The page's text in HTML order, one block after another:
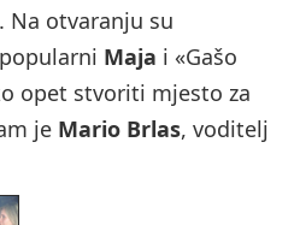
Na otvaranju su
Maja i «Gašo
opet stvoriti mjesto za
je Mario Brlas, voditelj